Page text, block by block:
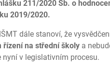
211/2020 Sb. o
2019/2020.
dále stanoví, že
řízení na střední školy a
v legislativním procesu.